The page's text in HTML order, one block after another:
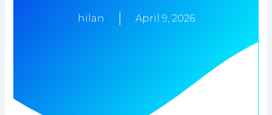
hilan April 9, 2026